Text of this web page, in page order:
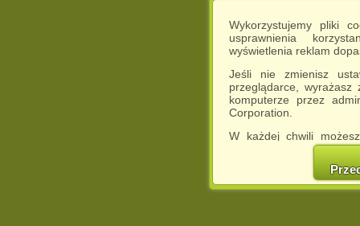
Wykorzystujemy pliki
usprawnienia
wyświetlenia reklam
Jeśli nie zmienisz
przeglądarce,
komputerze przez
Corporation.
W każdej chwili
cookies w swojej
w naszej
http://chomikuj.pl/